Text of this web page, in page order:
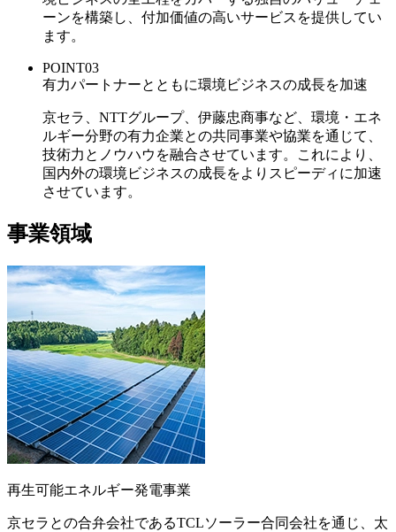
ーンを構築し、付加価値の高いサービスを提供してい
ます。
POINT03
有力パートナーとともに環境ビジネスの成長を加速
京セラ、NTTグループ、伊藤忠商事など、環境・エネ
ルギー分野の有力企業との共同事業や協業を通じて、
技術力とノウハウを融合させています。これにより、
国内外の環境ビジネスの成長をよりスピーディに加速
させています。
事業領域
再生可能エネルギー発電事業
京セラとの合弁会社であるTCLソーラー合同会社を通じ、太